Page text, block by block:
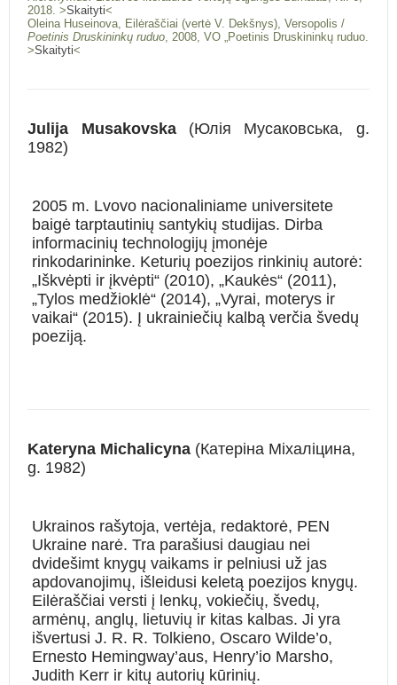
2018. >Skaityti<
Oleina Huseinova, Eilėraščiai (vertė V. Dekšnys), Versopolis /
Poetinis Druskininkų ruduo , 2008, VO „Poetinis Druskininkų ruduo.
>Skaityti<
Julija Musakovska(Юлія Мусаковська, g.
1982)
2005 m. Lvovo nacionaliniame universitete
baigė tarptautinių santykių studijas. Dirba
informacinių technologijų įmonėje
rinkodarininke. Keturių poezijos rinkinių autorė:
„Iškvėpti ir įkvėpti“ (2010), „Kaukės“ (2011),
„Tylos medžioklė“ (2014), „Vyrai, moterys ir
vaikai“ (2015). Į ukrainiečių kalbą verčia švedų
poeziją.
Kateryna Michalicyna (Катеріна Міхаліцина,
g. 1982)
Ukrainos rašytoja, vertėja, redaktorė, PEN
Ukraine narė. Tra parašiusi daugiau nei
dvidešimt knygų vaikams ir pelniusi už jas
apdovanojimų, išleidusi keletą poezijos knygų.
Eilėraščiai versti į lenkų, vokiečių, švedų,
armėnų, anglų, lietuvių ir kitas kalbas. Ji yra
išvertusi J. R. R. Tolkieno, Oscaro Wilde’o,
Ernesto Hemingway’aus, Henry’io Marsho,
Judith Kerr ir kitų autorių kūrinių.